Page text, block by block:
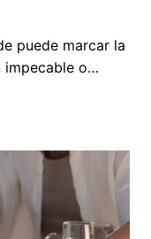
puede marcar la
impecable o…